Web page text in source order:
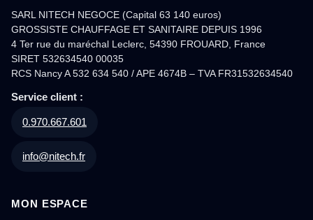
SARL NITECH NEGOCE (Capital 63 140 euros)
GROSSISTE CHAUFFAGE ET SANITAIRE DEPUIS 1996
4 Ter rue du maréchal Leclerc, 54390 FROUARD, France
SIRET 532634540 00035
RCS Nancy A 532 634 540 / APE 4674B – TVA FR31532634540
Service client :
0.970.667.601
info@nitech.fr
MON ESPACE